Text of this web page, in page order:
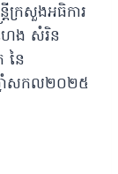
ក្រសួងអធិការ
េង សំរិន
នៃ
ឆ្នាំសកល២០២៥